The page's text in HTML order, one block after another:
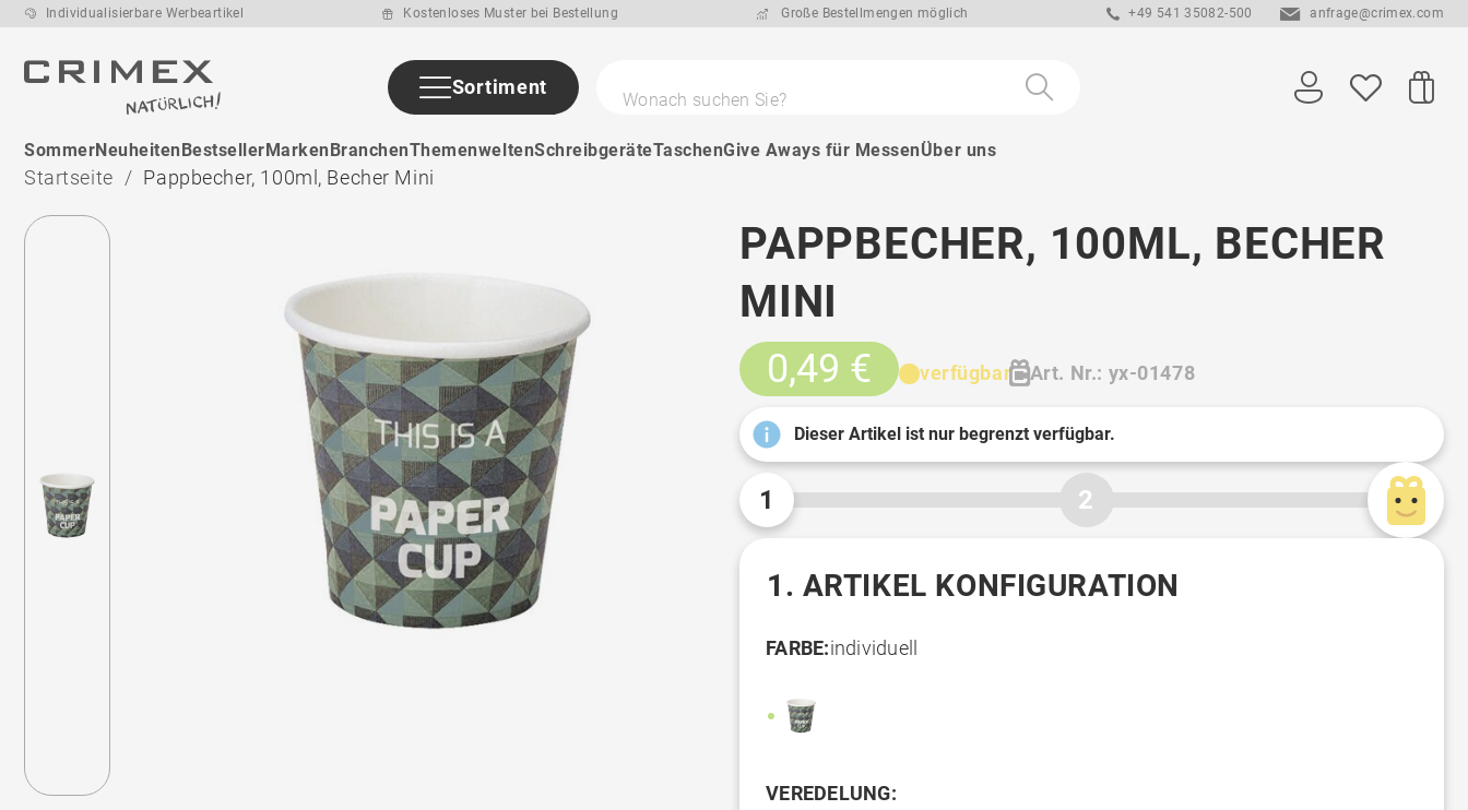
Individualisierbare Werbeartikel Kostenloses Muster bei Bestellung Große Bestellmengen möglich +49 541 35082-500 anfrage@crimex.com
Sortiment
Wonach suchen Sie?
SommerNeuheitenBestsellerMarkenBranchenThemenweltenSchreibgeräteTaschenGive Aways für MessenÜber uns
Startseite Pappbecher, 100ml, Becher Mini
Arbeitstage
nach
Druckfreigabe
PAPPBECHER, 100ML, BECHER
MINI
0,49 € verfügbar Art. Nr.: yx-01478
Dieser Artikel ist nur begrenzt verfügbar.
1 2
1. ARTIKEL KONFIGURATION
FARBE:individuell
VEREDELUNG: